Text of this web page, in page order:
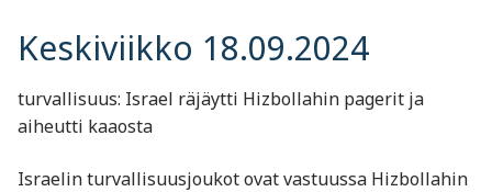
Keskiviikko 18.09.2024
turvallisuus: Israel räjäytti Hizbollahin pagerit ja
aiheutti kaaosta
Israelin turvallisuusjoukot ovat vastuussa Hizbollahin